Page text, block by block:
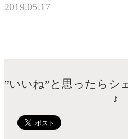
2019.05.17
”いいね”と思ったらシ
♪